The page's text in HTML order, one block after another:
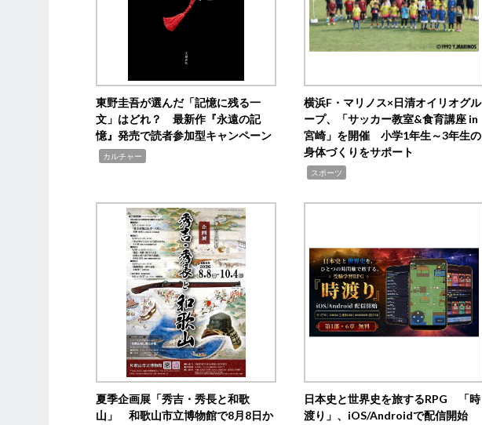
東野圭吾が選んだ「記憶に残る一
文」はどれ？ 最新作『永遠の記
憶』発売で読者参加型キャンペーン
カルチャー
横浜F・マリノス×日清オイリオグル
ープ、「サッカー教室&食育講座 in
宮崎」を開催 小学1年生～3年生の
身体づくりをサポート
スポーツ
夏季企画展「秀吉・秀長と和歌
山」 和歌山市立博物館で8月8日か
日本史と世界史を旅するRPG 「時
渡り」、iOS/Androidで配信開始